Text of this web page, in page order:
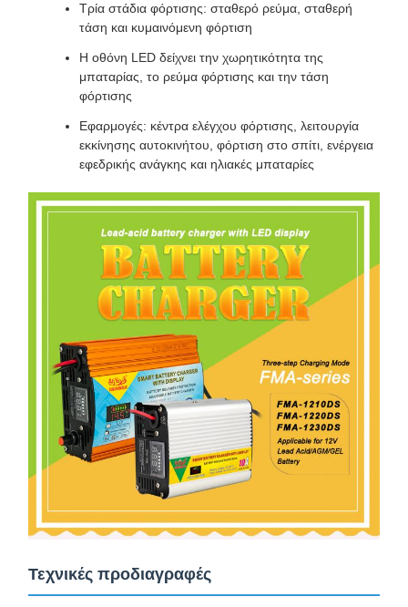
Τρία στάδια φόρτισης: σταθερό ρεύμα, σταθερή
τάση και κυμαινόμενη φόρτιση
Η οθόνη LED δείχνει την χωρητικότητα της
μπαταρίας, το ρεύμα φόρτισης και την τάση
φόρτισης
Εφαρμογές: κέντρα ελέγχου φόρτισης, λειτουργία
εκκίνησης αυτοκινήτου, φόρτιση στο σπίτι, ενέργεια
εφεδρικής ανάγκης και ηλιακές μπαταρίες
Τεχνικές προδιαγραφές